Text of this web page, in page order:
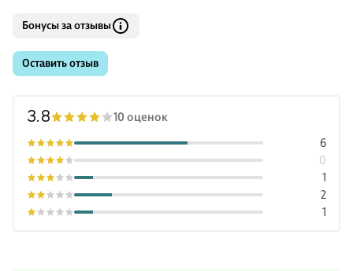
Бонусы за отзывы
Оставить отзыв
3.8 10 оценок
1
2
1
0
6